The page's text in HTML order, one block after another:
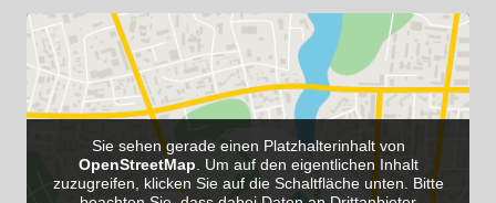
Sie sehen gerade einen Platzhalterinhalt von
OpenStreetMap. Um auf den eigentlichen Inhalt
zuzugreifen, klicken Sie auf die Schaltfläche unten. Bitte